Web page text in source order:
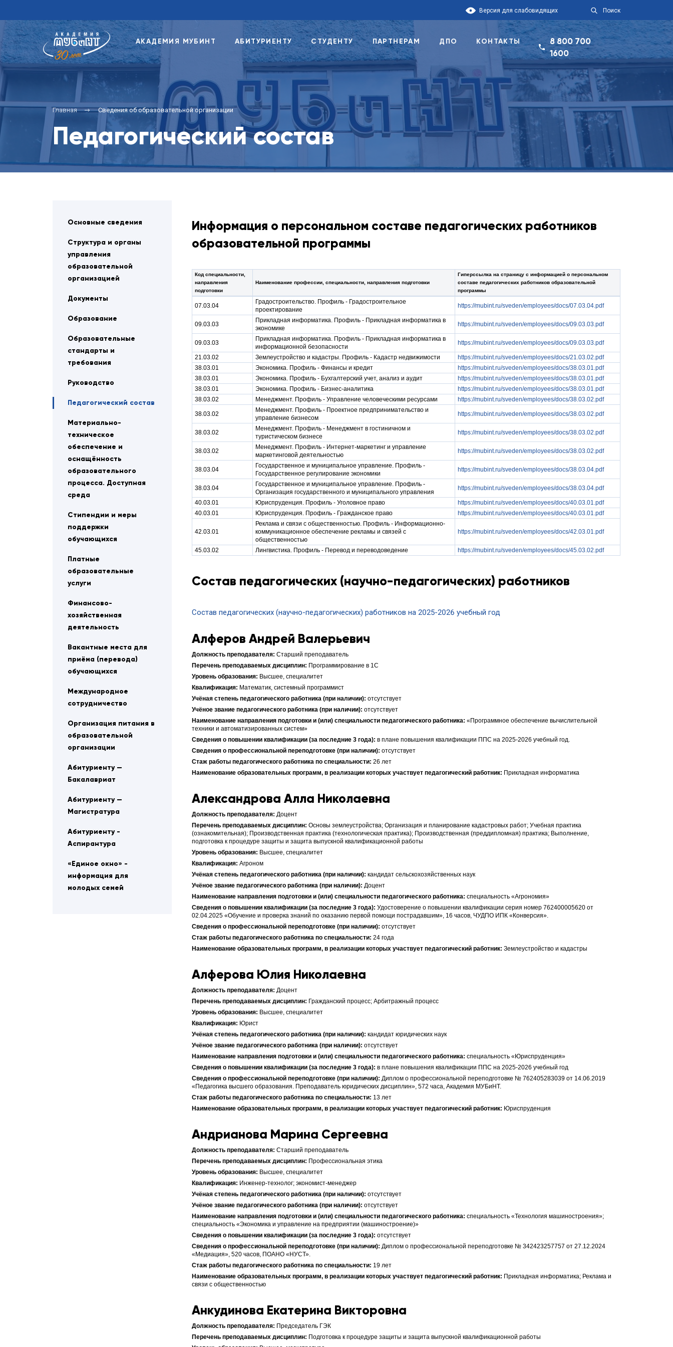
Версия для слабовидящих Поиск
АКАДЕМИЯ МУБИНТ АБИТУРИЕНТУ СТУДЕНТУ ПАРТНЕРАМ ДПО КОНТАКТЫ
8 800 700
1600
Главная Сведения об образовательной организации
Педагогический состав
Основные сведения
Структура и органы
управления
образовательной
организацией
Документы
Образование
Образовательные
стандарты и
требования
Руководство
Педагогический состав
Материально-
техническое
обеспечение и
оснащённость
образовательного
процесса. Доступная
среда
Стипендии и меры
поддержки
обучающихся
Платные
образовательные
услуги
Финансово-
хозяйственная
деятельность
Вакантные места для
приёма (перевода)
обучающихся
Международное
сотрудничество
Организация питания в
образовательной
организации
Абитуриенту —
Бакалавриат
Абитуриенту —
Магистратура
Абитуриенту -
Аспирантура
«Единое окно» -
информация для
молодых семей
Информация о персональном составе педагогических работников
образовательной программы
Код специальности,
направления
подготовки
Наименование профессии, специальности, направления подготовки
Гиперссылка на страницу с информацией о персональном
составе педагогических работников образовательной
программы
07.03.04
Градостроительство. Профиль - Градостроительное
проектирование
https://mubint.ru/sveden/employees/docs/07.03.04.pdf
09.03.03
Прикладная информатика. Профиль - Прикладная информатика в
экономике
https://mubint.ru/sveden/employees/docs/09.03.03.pdf
09.03.03
Прикладная информатика. Профиль - Прикладная информатика в
информационной безопасности
https://mubint.ru/sveden/employees/docs/09.03.03.pdf
21.03.02 Землеустройство и кадастры. Профиль - Кадастр недвижимости
https://mubint.ru/sveden/employees/docs/21.03.02.pdf
38.03.01
Экономика. Профиль - Финансы и кредит
https://mubint.ru/sveden/employees/docs/38.03.01.pdf
38.03.01
Экономика. Профиль - Бухгалтерский учет, анализ и аудит
https://mubint.ru/sveden/employees/docs/38.03.01.pdf
38.03.01
Экономика. Профиль - Бизнес-аналитика
https://mubint.ru/sveden/employees/docs/38.03.01.pdf
38.03.02
Менеджмент. Профиль - Управление человеческими ресурсами https://mubint.ru/sveden/employees/docs/38.03.02.pdf
38.03.02
Менеджмент. Профиль - Проектное предпринимательство и
управление бизнесом
https://mubint.ru/sveden/employees/docs/38.03.02.pdf
38.03.02
Менеджмент. Профиль - Менеджмент в гостиничном и
туристическом бизнесе
https://mubint.ru/sveden/employees/docs/38.03.02.pdf
38.03.02
Менеджмент. Профиль - Интернет-маркетинг и управление
маркетинговой деятельностью
https://mubint.ru/sveden/employees/docs/38.03.02.pdf
38.03.04
Государственное и муниципальное управление. Профиль -
Государственное регулирование экономики
https://mubint.ru/sveden/employees/docs/38.03.04.pdf
38.03.04
Государственное и муниципальное управление. Профиль -
Организация государственного и муниципального управления
https://mubint.ru/sveden/employees/docs/38.03.04.pdf
40.03.01 Юриспруденция. Профиль - Уголовное право
https://mubint.ru/sveden/employees/docs/40.03.01.pdf
40.03.01
Юриспруденция. Профиль - Гражданское право https://mubint.ru/sveden/employees/docs/40.03.01.pdf
42.03.01
Реклама и связи с общественностью. Профиль - Информационно-
коммуникационное обеспечение рекламы и связей с
общественностью
https://mubint.ru/sveden/employees/docs/42.03.01.pdf
45.03.02 Лингвистика. Профиль - Перевод и переводоведение https://mubint.ru/sveden/employees/docs/45.03.02.pdf
Состав педагогических (научно-педагогических) работников
Состав педагогических (научно-педагогических) работников на 2025-2026 учебный год
Алферов Андрей Валерьевич
Старший преподаватель
Программирование в 1С
Высшее, специалитет
Математик, системный программист
отсутствует
отсутствует
«Программное обеспечение вычислительной
техники и автоматизированных систем»
в плане повышения квалификации ППС на 2025-2026 учебный год.
отсутствует
26 лет
Прикладная информатика
Александрова Алла Николаевна
Доцент
Основы землеустройства; Организация и планирование кадастровых работ; Учебная практика
(ознакомительная); Производственная практика (технологическая практика); Производственная (преддипломная) практика; Выполнение,
подготовка к процедуре защиты и защита выпускной квалификационной работы
Высшее, специалитет
Агроном
кандидат сельскохозяйственных наук
Доцент
специальность «Агрономия»
Удостоверение о повышении квалификации серия номер 762400005620 от
02.04.2025 «Обучение и проверка знаний по оказанию первой помощи пострадавшим», 16 часов, ЧУДПО ИПК «Конверсия».
отсутствует
24 года
Землеустройство и кадастры
Алферова Юлия Николаевна
Доцент
Гражданский процесс; Арбитражный процесс
Высшее, специалитет
Юрист
кандидат юридических наук
отсутствует
специальность «Юриспруденция»
в плане повышения квалификации ППС на 2025-2026 учебный год
Диплом о профессиональной переподготовке № 762405283039 от 14.06.2019
«Педагогика высшего образования. Преподаватель юридических дисциплин», 572 часа, Академия МУБиНТ.
13 лет
Юриспруденция
Андрианова Марина Сергеевна
Старший преподаватель
Профессиональная этика
Высшее, специалитет
Инженер-технолог; экономист-менеджер
отсутствует
отсутствует
специальность «Технология машиностроения»;
специальность «Экономика и управление на предприятии (машиностроение)»
отсутствует
Диплом о профессиональной переподготовке № 342423257757 от 27.12.2024
«Медиация», 520 часов, ПОАНО «НУСТ».
19 лет
Прикладная информатика; Реклама и
связи с общественностью
Анкудинова Екатерина Викторовна
Председатель ГЭК
Подготовка к процедуре защиты и защита выпускной квалификационной работы